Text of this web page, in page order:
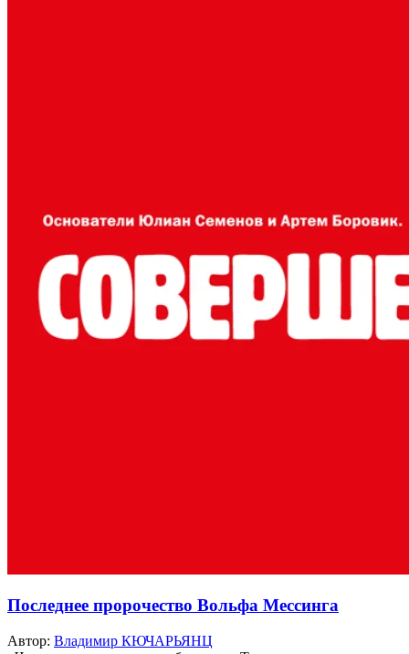
Последнее пророчество Вольфа Мессинга
Автор: Владимир КЮЧАРЬЯНЦ